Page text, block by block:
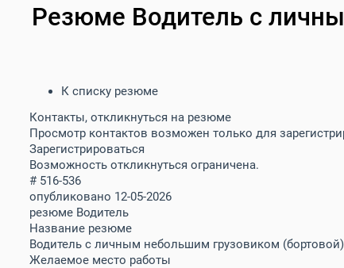
Резюме Водитель с
К списку резюме
Контакты, откликнуться на резюме
Просмотр контактов возможен только для
Зарегистрироваться
Возможность откликнуться ограничена.
# 516-536
опубликовано 12-05-2026
резюме Водитель
Название резюме
Водитель с личным небольшим грузовиком (бортовой)
Желаемое место работы